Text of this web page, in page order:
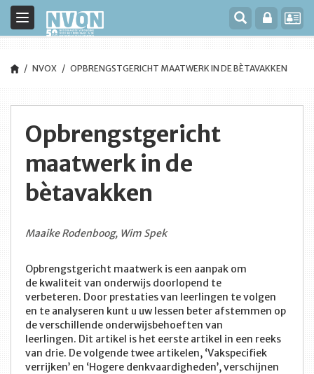
Toggle
navigation
NVOX OPBRENGSTGERICHT MAATWERK IN DE BÈTAVAKKEN
Opbrengstgericht
maatwerk in de
bètavakken
Maaike Rodenboog, Wim Spek
Opbrengstgericht maatwerk is een aanpak om
de kwaliteit van onderwijs doorlopend te
verbeteren. Door prestaties van leerlingen te volgen
en te analyseren kunt u uw lessen beter afstemmen op
de verschillende onderwijsbehoeften van
leerlingen. Dit artikel is het eerste artikel in een reeks
van drie. De volgende twee artikelen, ‘Vakspecifiek
verrijken’ en ‘Hogere denkvaardigheden’, verschijnen